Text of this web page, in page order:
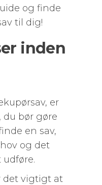
og finde
til dig!
inden
er
du bør gøre
en sav,
og det
udføre.
det vigtigt at